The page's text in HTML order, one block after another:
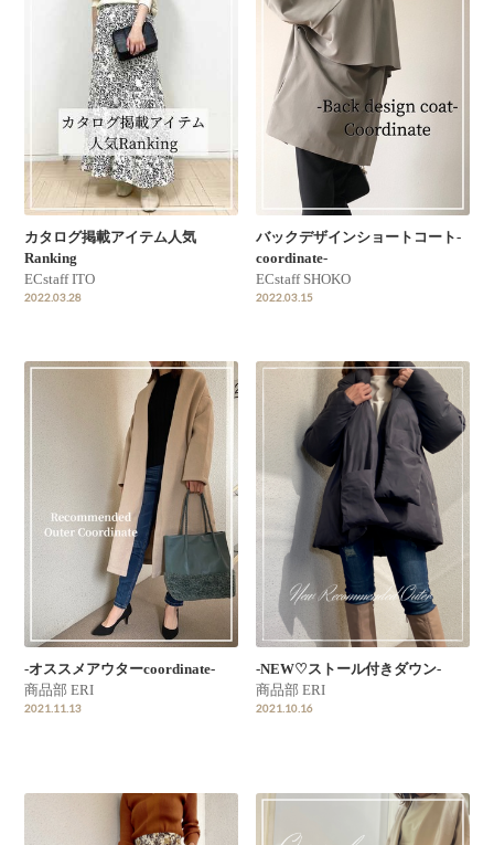
カタログ掲載アイテム人気
Ranking
ECstaff ITO
2022.03.28
バックデザインショートコート-
coordinate-
ECstaff SHOKO
2022.03.15
-オススメアウターcoordinate-
商品部 ERI
2021.11.13
-NEW♡ストール付きダウン-
商品部 ERI
2021.10.16